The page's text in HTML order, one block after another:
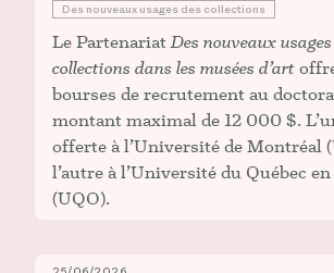
Des nouveaux usages des collections
Le PartenariatDes nouveaux usages
collections dans les musées d’art
bourses de recrutement au
montant maximal de 12 000 $.
offerte à l’Université de Montréal
l’autre à l’Université du Québec
(UQO).